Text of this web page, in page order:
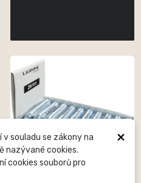
×
souladu se zákony na
nazývané cookies.
cookies souborů pro